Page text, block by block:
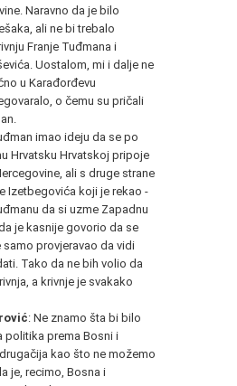
Naravno da je bilo
ali ne bi trebalo
Franje Tuđmana i
Uostalom, mi i dalje ne
u Karađorđevu
o čemu su pričali
imao ideju da se po
Hrvatsku Hrvatskoj pripoje
ali s druge strane
Izetbegovića koji je rekao -
da si uzme Zapadnu
je kasnije govorio da se
samo provjeravao da vidi
Tako da ne bih volio da
a krivnje je svakako
: Ne znamo šta bi bilo
politika prema Bosni i
kao što ne možemo
je, recimo, Bosna i